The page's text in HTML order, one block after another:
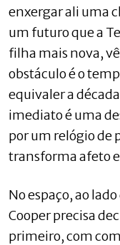
enxergar ali uma
um futuro que a
filha mais nova,
obstáculo é o
equivaler a
imediato é uma
por um relógio de
transforma afeto
No espaço, ao
Cooper precisa
primeiro, com